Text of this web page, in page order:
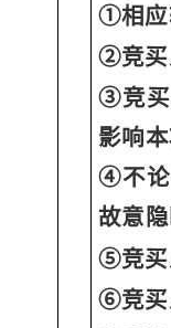
①相应
②竞买
③竞买
影响
④不论
故意
⑤竞买
⑥竞买